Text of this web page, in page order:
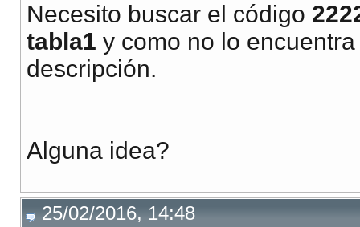
Necesito buscar el código
tabla1 y como no lo
descripción.
Alguna idea?
25/02/2016, 14:48